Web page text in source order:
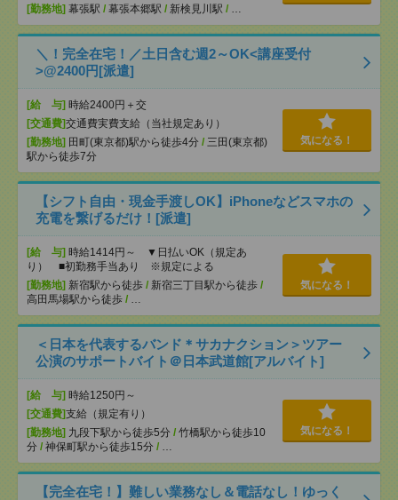
[勤務地] 幕張駅 / 幕張本郷駅 / 新検見川駅 / …
＼！完全在宅！／土日含む週2～OK<講座受付
>@2400円[派遣]
[給 与] 時給2400円＋交
[交通費]交通費実費支給（当社規定あり）
[勤務地] 田町(東京都)駅から徒歩4分 / 三田(東京都)
駅から徒歩7分
気になる！
【シフト自由・現金手渡しOK】iPhoneなどスマホの
充電を繋げるだけ！[派遣]
[給 与] 時給1414円～ ▼日払いOK（規定あ
り） ■初勤務手当あり ※規定による
[勤務地] 新宿駅から徒歩 / 新宿三丁目駅から徒歩 /
高田馬場駅から徒歩 / …
気になる！
＜日本を代表するバンド＊サカナクション＞ツアー
公演のサポートバイト＠日本武道館[アルバイト]
[給 与] 時給1250円～
[交通費]支給（規定有り）
[勤務地] 九段下駅から徒歩5分 / 竹橋駅から徒歩10
分 / 神保町駅から徒歩15分 / …
気になる！
【完全在宅！】難しい業務なし＆電話なし！ゆっく